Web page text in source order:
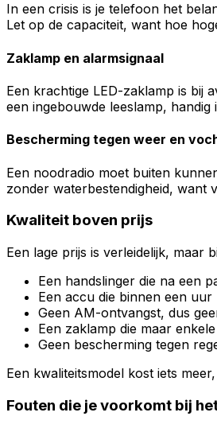
In een crisis is je telefoon het
Let op de capaciteit, want hoe
Zaklamp en alarmsignaal
Een krachtige LED-zaklamp is bij
een ingebouwde leeslamp,
Bescherming tegen weer en
Een noodradio moet buiten
zonder waterbestendigheid, want
Kwaliteit boven prijs
Een lage prijs is verleidelijk, maar
Een handslinger die na een
Een accu die binnen een uur
Geen AM-ontvangst, dus
Een zaklamp die maar
Geen bescherming tegen
Een kwaliteitsmodel kost iets
Fouten die je voorkomt bij